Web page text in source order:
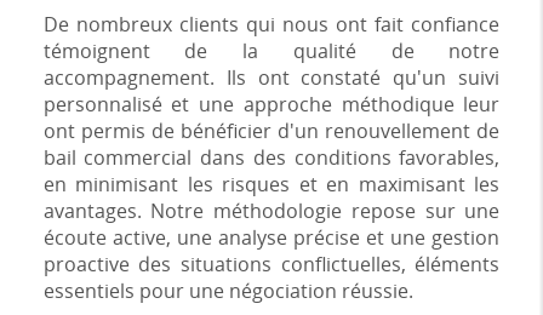
De nombreux clients qui nous ont fait confiance
témoignent de la qualité de notre
accompagnement. Ils ont constaté qu'un suivi
personnalisé et une approche méthodique leur
ont permis de bénéficier d'un renouvellement de
bail commercial dans des conditions favorables,
en minimisant les risques et en maximisant les
avantages. Notre méthodologie repose sur une
écoute active, une analyse précise et une gestion
proactive des situations conflictuelles, éléments
essentiels pour une négociation réussie.